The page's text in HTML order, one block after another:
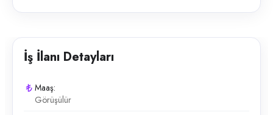
İş İlanı Detayları
Maaş:
Görüşülür